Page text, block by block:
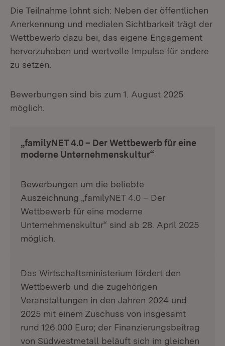
Die Teilnahme lohnt sich: Neben der öffentlichen
Anerkennung und medialen Sichtbarkeit trägt der
Wettbewerb dazu bei, das eigene Engagement
hervorzuheben und wertvolle Impulse für andere
zu setzen.
Bewerbungen sind bis zum 1. August 2025
möglich.
„familyNET 4.0 – Der Wettbewerb für eine
moderne Unternehmenskultur“
Bewerbungen um die beliebte
Auszeichnung „familyNET 4.0 – Der
Wettbewerb für eine moderne
Unternehmenskultur“ sind ab 28. April 2025
möglich.
Das Wirtschaftsministerium fördert den
Wettbewerb und die zugehörigen
Veranstaltungen in den Jahren 2024 und
2025 mit einem Zuschuss von insgesamt
rund 126.000 Euro; der Finanzierungsbeitrag
von Südwestmetall beläuft sich im gleichen